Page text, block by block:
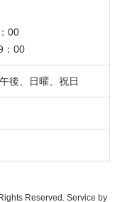
00
：00
後、日曜、祝日
Reserved. Service by